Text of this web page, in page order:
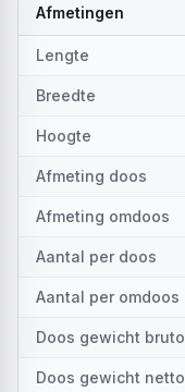
Afmetingen
Lengte
Breedte
Hoogte
Afmeting doos
Afmeting omdoos
Aantal per doos
Aantal per omdoos
Doos gewicht bruto
Doos gewicht netto